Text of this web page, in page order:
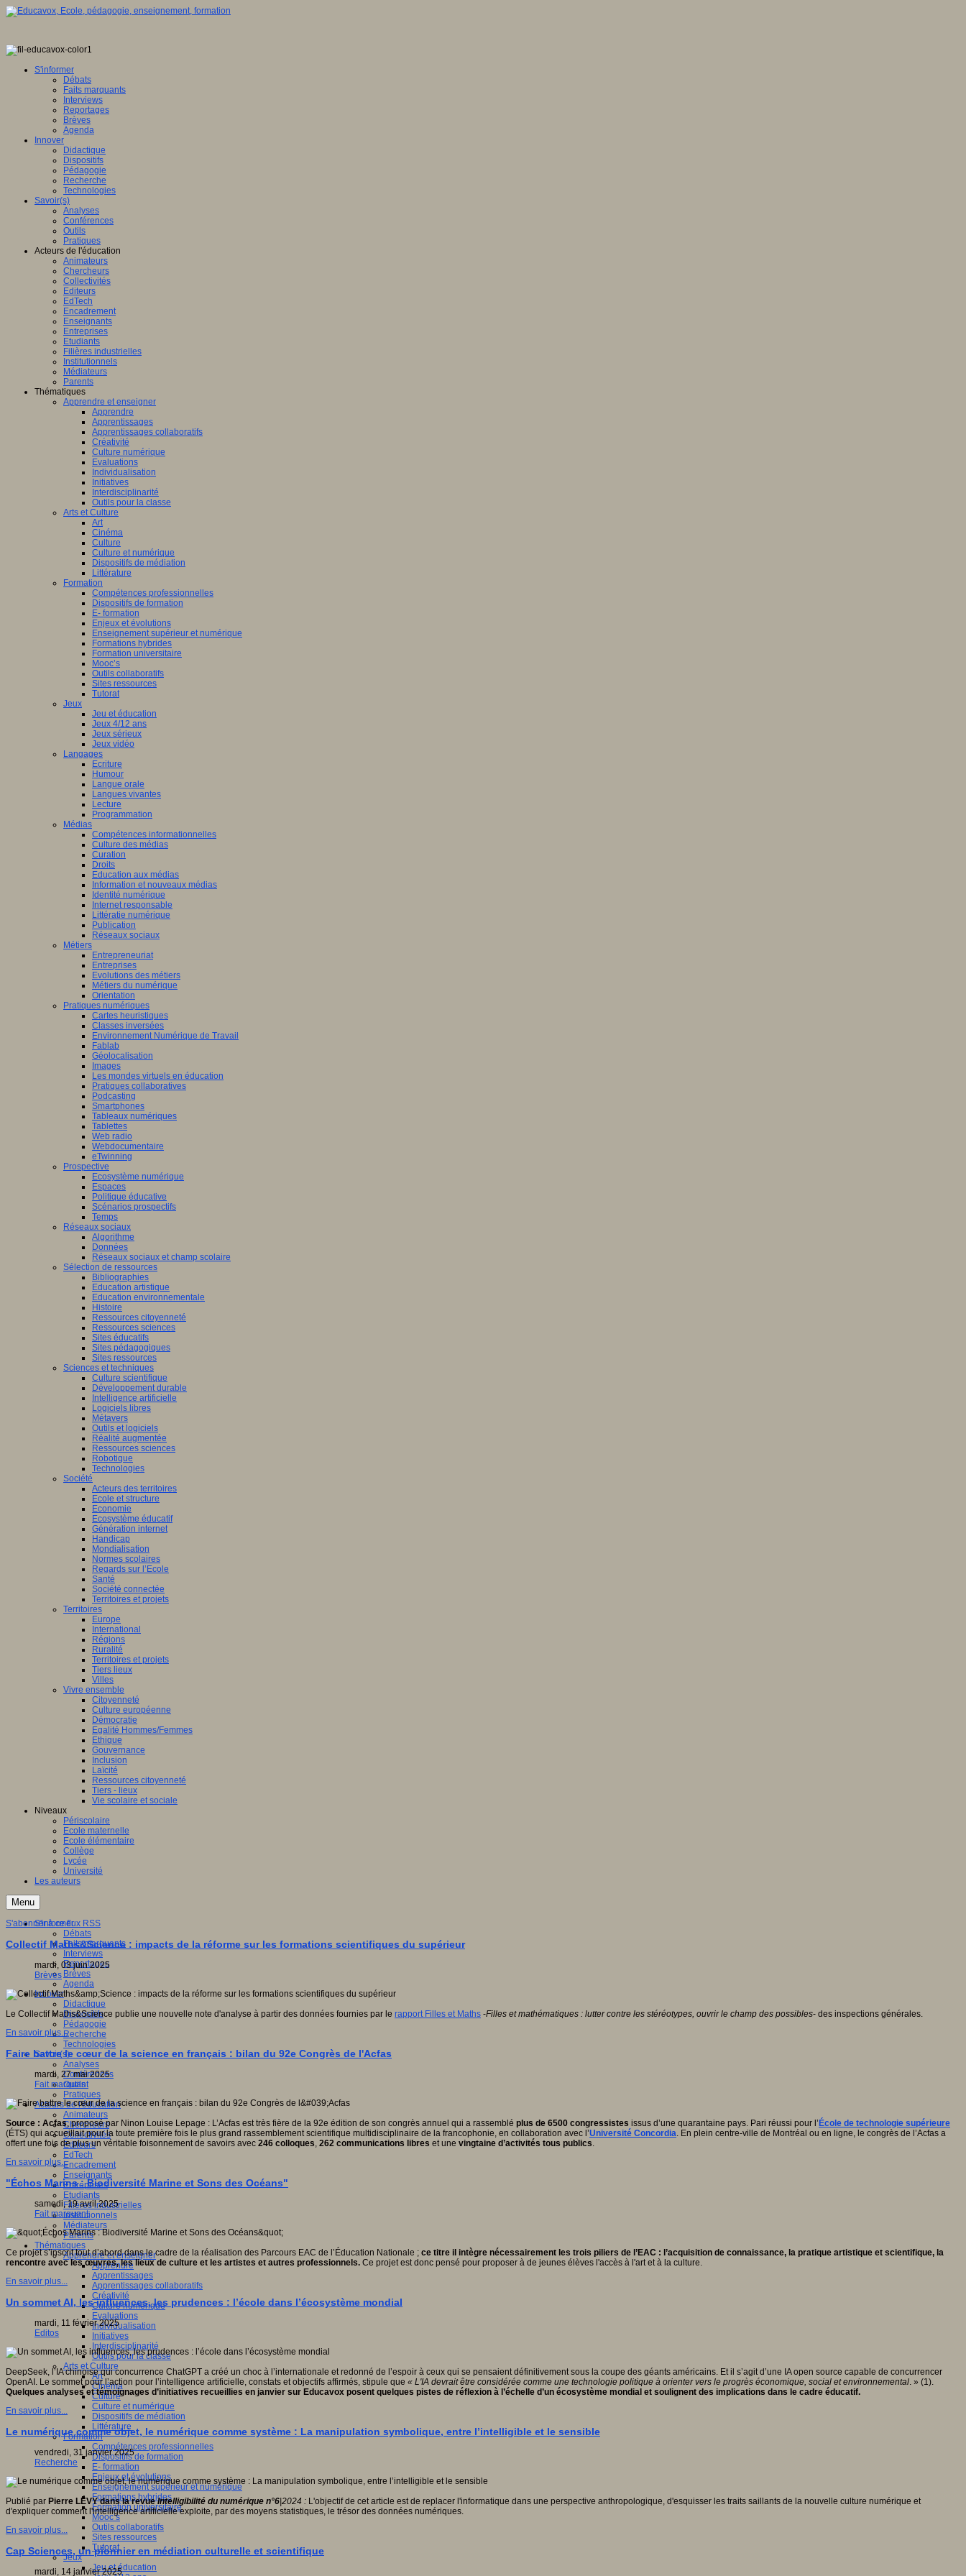
S'informer
Débats
Faits marquants
Interviews
Reportages
Brèves
Agenda
Innover
Didactique
Dispositifs
Pédagogie
Recherche
Technologies
Savoir(s)
Analyses
Conférences
Outils
Pratiques
Acteurs de l'éducation
Animateurs
Chercheurs
Collectivités
Editeurs
EdTech
Encadrement
Enseignants
Entreprises
Etudiants
Filières industrielles
Institutionnels
Médiateurs
Parents
Thématiques
Apprendre et enseigner
Apprendre
Apprentissages
Apprentissages collaboratifs
Créativité
Culture numérique
Evaluations
Individualisation
Initiatives
Interdisciplinarité
Outils pour la classe
Arts et Culture
Art
Cinéma
Culture
Culture et numérique
Dispositifs de médiation
Littérature
Formation
Compétences professionnelles
Dispositifs de formation
E- formation
Enjeux et évolutions
Enseignement supérieur et numérique
Formations hybrides
Formation universitaire
Mooc’s
Outils collaboratifs
Sites ressources
Tutorat
Jeux
Jeu et éducation
Jeux 4/12 ans
Jeux sérieux
Jeux vidéo
Langages
Ecriture
Humour
Langue orale
Langues vivantes
Lecture
Programmation
Médias
Compétences informationnelles
Culture des médias
Curation
Droits
Education aux médias
Information et nouveaux médias
Identité numérique
Internet responsable
Littératie numérique
Publication
Réseaux sociaux
Métiers
Entrepreneuriat
Entreprises
Evolutions des métiers
Métiers du numérique
Orientation
Pratiques numériques
Cartes heuristiques
Classes inversées
Environnement Numérique de Travail
Fablab
Géolocalisation
Images
Les mondes virtuels en éducation
Pratiques collaboratives
Podcasting
Smartphones
Tableaux numériques
Tablettes
Web radio
Webdocumentaire
eTwinning
Prospective
Ecosystème numérique
Espaces
Politique éducative
Scénarios prospectifs
Temps
Réseaux sociaux
Algorithme
Données
Réseaux sociaux et champ scolaire
Sélection de ressources
Bibliographies
Education artistique
Education environnementale
Histoire
Ressources citoyenneté
Ressources sciences
Sites éducatifs
Sites pédagogiques
Sites ressources
Sciences et techniques
Culture scientifique
Développement durable
Intelligence artificielle
Logiciels libres
Métavers
Outils et logiciels
Réalité augmentée
Ressources sciences
Robotique
Technologies
Société
Acteurs des territoires
Ecole et structure
Economie
Ecosystème éducatif
Génération internet
Handicap
Mondialisation
Normes scolaires
Regards sur l’Ecole
Santé
Société connectée
Territoires et projets
Territoires
Europe
International
Régions
Ruralité
Territoires et projets
Tiers lieux
Villes
Vivre ensemble
Citoyenneté
Culture européenne
Démocratie
Egalité Hommes/Femmes
Ethique
Gouvernance
Inclusion
Laïcité
Ressources citoyenneté
Tiers - lieux
Vie scolaire et sociale
Niveaux
Périscolaire
Ecole maternelle
Ecole élémentaire
Collège
Lycée
Université
Les auteurs
Menu
S'informer
Débats
Faits marquants
Interviews
Reportages
Brèves
Agenda
Innover
Didactique
Dispositifs
Pédagogie
Recherche
Technologies
Savoir(s)
Analyses
Conférences
Outils
Pratiques
Acteurs de l'éducation
Animateurs
Chercheurs
Collectivités
Editeurs
EdTech
Encadrement
Enseignants
Entreprises
Etudiants
Filières industrielles
Institutionnels
Médiateurs
Parents
Thématiques
Apprendre et enseigner
Apprendre
Apprentissages
Apprentissages collaboratifs
Créativité
Culture numérique
Evaluations
Individualisation
Initiatives
Interdisciplinarité
Outils pour la classe
Arts et Culture
Art
Cinéma
Culture
Culture et numérique
Dispositifs de médiation
Littérature
Formation
Compétences professionnelles
Dispositifs de formation
E- formation
Enjeux et évolutions
Enseignement supérieur et numérique
Formations hybrides
Formation universitaire
Mooc’s
Outils collaboratifs
Sites ressources
Tutorat
Jeux
Jeu et éducation
S'abonner à ce flux RSS
Collectif Maths&Science : impacts de la réforme sur les formations scientifiques du supérieur
mardi, 03 juin 2025
Brèves
Le Collectif Maths&Science publie une nouvelle note d'analyse à partir des données fournies par le rapport Filles et Maths -Filles et mathématiques : lutter contre les stéréotypes, ouvrir le champ des possibles- des inspections générales.
En savoir plus...
Faire battre le cœur de la science en français : bilan du 92e Congrès de l'Acfas
mardi, 27 mai 2025
Fait marquant
Source : Acfas, proposé par Ninon Louise Lepage : L’Acfas est très fière de la 92e édition de son congrès annuel qui a rassemblé plus de 6500 congressistes issus d’une quarantaine pays. Pari réussi pour l’ École de technologie supérieure
(ÉTS) qui accueillait pour la toute première fois le plus grand rassemblement scientifique multidisciplinaire de la francophonie, en collaboration avec l’Université Concordia. En plein centre-ville de Montréal ou en ligne, le congrès de l’Acfas a
offert une fois de plus un véritable foisonnement de savoirs avec 246 colloques, 262 communications libres et une vingtaine d’activités tous publics.
En savoir plus...
"Échos Marins : Biodiversité Marine et Sons des Océans"
samedi, 19 avril 2025
Fait marquant
Ce projet s’inscrit tout d’abord dans le cadre de la réalisation des Parcours EAC de l’Éducation Nationale ; ce titre il intègre nécessairement les trois piliers de l’EAC : l’acquisition de connaissance, la pratique artistique et scientifique, la
rencontre avec les œuvres, les lieux de culture et les artistes et autres professionnels. Ce projet est donc pensé pour proposer à de jeunes élèves l'accès à l'art et à la culture.
En savoir plus...
Un sommet AI, les influences, les prudences : l’école dans l’écosystème mondial
mardi, 11 février 2025
Editos
DeepSeek, l’IA chinoise qui concurrence ChatGPT a créé un choc à l’internationale et redonné de l’espoir à ceux qui se pensaient définitivement sous la coupe des géants américains. Et il s’agit d’une IA open source capable de concurrencer
OpenAI. Le sommet pour l’action pour l’intelligence artificielle, constats et objectifs affirmés, stipule que « L'IA devrait être considérée comme une technologie politique à orienter vers le progrès économique, social et environnemental. » (1).
Quelques analyses et témoignages d’initiatives recueillies en janvier sur Educavox posent quelques pistes de réflexion à l’échelle d’un écosystème mondial et soulignent des implications dans le cadre éducatif.
En savoir plus...
Le numérique comme objet, le numérique comme système : La manipulation symbolique, entre l’intelligible et le sensible
vendredi, 31 janvier 2025
Recherche
Publié par Pierre LÉVY dans la revueIntelligibilité du numérique n°6 |2024 : L'objectif de cet article est de replacer l'informatique dans une perspective anthropologique, d'esquisser les traits saillants de la nouvelle culture numérique et
d'expliquer comment l'intelligence artificielle exploite, par des moyens statistiques, le trésor des données numériques.
En savoir plus...
Cap Sciences, un pionnier en médiation culturelle et scientifique
mardi, 14 janvier 2025